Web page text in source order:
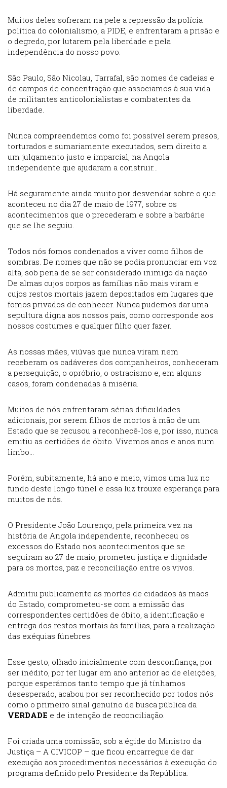
Muitos deles sofreram na pele a repressão da polícia
política do colonialismo, a PIDE, e enfrentaram a prisão e
o degredo, por lutarem pela liberdade e pela
independência do nosso povo.
São Paulo, São Nicolau, Tarrafal, são nomes de cadeias e
de campos de concentração que associamos à sua vida
de militantes anticolonialistas e combatentes da
liberdade.
Nunca compreendemos como foi possível serem presos,
torturados e sumariamente executados, sem direito a
um julgamento justo e imparcial, na Angola
independente que ajudaram a construir…
Há seguramente ainda muito por desvendar sobre o que
aconteceu no dia 27 de maio de 1977, sobre os
acontecimentos que o precederam e sobre a barbárie
que se lhe seguiu​​.
Todos nós fomos condenados a viver como filhos de
sombras. De nomes que não se podia pronunciar em voz
alta, sob pena de se ser considerado inimigo da nação.
De almas cujos corpos as famílias não mais viram e
cujos restos mortais jazem depositados em lugares que
fomos privados de conhecer. Nunca pudemos dar uma
sepultura digna aos nossos pais, como corresponde aos
nossos costumes e qualquer filho quer fazer.
As nossas mães, viúvas que nunca viram nem
receberam os cadáveres dos companheiros, conheceram
a perseguição, o opróbrio, o ostracismo e, em alguns
casos, foram condenadas à miséria.
Muitos de nós enfrentaram sérias dificuldades
adicionais, por serem filhos de mortos à mão de um
Estado que se recusou a reconhecê-los e, por isso, nunca
emitiu as certidões de óbito. Vivemos anos e anos num
limbo…
Porém, subitamente, há ano e meio, vimos uma luz no
fundo deste longo túnel e essa luz trouxe esperança para
muitos de nós.
O Presidente João Lourenço, pela primeira vez na
história de Angola independente, reconheceu os
excessos do Estado nos acontecimentos que se
seguiram ao 27 de maio, prometeu justiça e dignidade
para os mortos, paz e reconciliação entre os vivos.
Admitiu publicamente as mortes de cidadãos às mãos
do Estado, comprometeu-se com a emissão das
correspondentes certidões de óbito, a identificação e
entrega dos restos mortais às famílias, para a realização
das exéquias fúnebres.
Esse gesto, olhado inicialmente com desconfiança, por
ser inédito, por ter lugar em ano anterior ao de eleições,
porque esperámos tanto tempo que já tínhamos
desesperado, acabou por ser reconhecido por todos nós
como o primeiro sinal genuíno de busca pública da
VERDADE e de intenção de reconciliação.
Foi criada uma comissão, sob a égide do Ministro da
Justiça – A CIVICOP – que ficou encarregue de dar
execução aos procedimentos necessários à execução do
programa definido pelo Presidente da República.